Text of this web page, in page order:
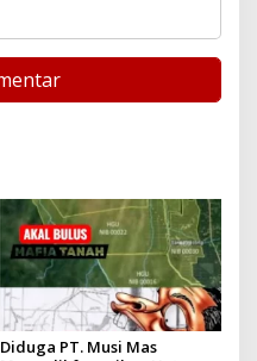
Diduga PT. Musi Mas